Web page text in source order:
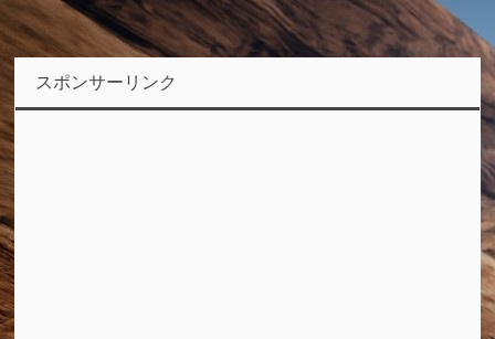
スポンサーリンク